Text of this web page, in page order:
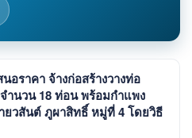
อราคา จ้างก่อสร้างวางท่อ
ำนวน 18 ท่อน พร้อมกำแพง
วสันต์ ภูผาสิทธิ์ หมู่ที่ 4 โดยวิธี